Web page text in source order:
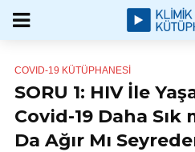
COVID-19 KÜTÜPHANESI
SORU 1: HIV İle
Covid-19 Daha Sık
Da Ağır Mı